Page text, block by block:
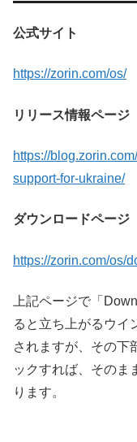
公式サイト
https://zorin.com/os/
リリース情報ページ
https://
support-for-ukraine/
ダウンロードページ
https://zorin.com/os/
上記ページで「
ると立ち上がるウイ
されますが、その下
ックすれば、そのま
ります。